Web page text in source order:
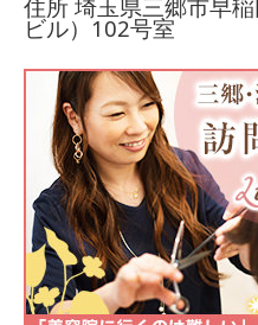
住所 埼玉県三郷市早
ビル）102号室